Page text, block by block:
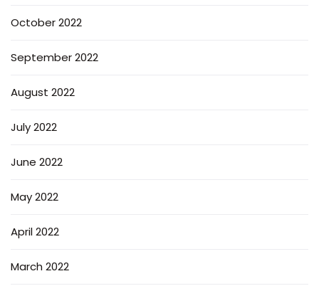
October 2022
September 2022
August 2022
July 2022
June 2022
May 2022
April 2022
March 2022